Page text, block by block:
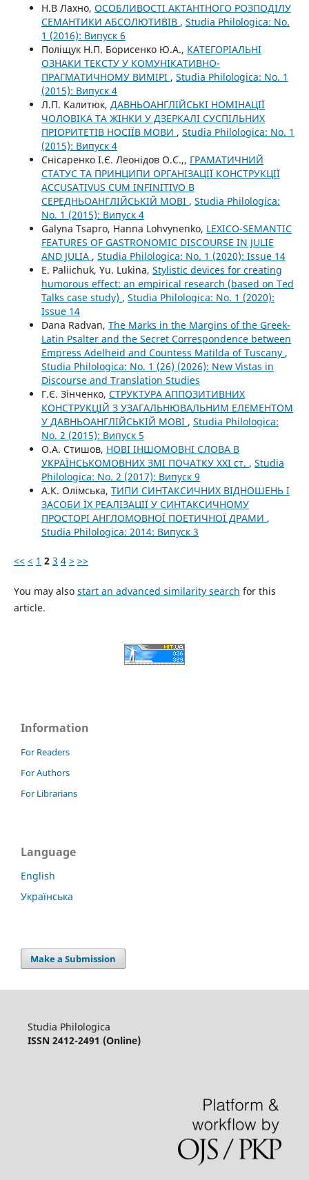
Н.В Лахно, ОСОБЛИВОСТІ АКТАНТНОГО РОЗПОДІЛУ
СЕМАНТИКИ АБСОЛЮТИВІВ , Studia Philologica: No.
1 (2016): Випуск 6
Поліщук Н.П. Борисенко Ю.А., КАТЕГОРІАЛЬНІ
ОЗНАКИ ТЕКСТУ У КОМУНІКАТИВНО-
ПРАГМАТИЧНОМУ ВИМІРІ , Studia Philologica: No. 1
(2015): Випуск 4
Л.П. Калитюк, ДАВНЬОАНГЛІЙСЬКІ НОМІНАЦІЇ
ЧОЛОВІКА ТА ЖІНКИ У ДЗЕРКАЛІ СУСПІЛЬНИХ
ПРІОРИТЕТІВ НОСІЇВ МОВИ , Studia Philologica: No. 1
(2015): Випуск 4
Снісаренко І.Є. Леонідов О.С.,, ГРАМАТИЧНИЙ
СТАТУС ТА ПРИНЦИПИ ОРГАНІЗАЦІЇ КОНСТРУКЦІЇ
ACCUSATIVUS CUM INFINITIVO В
СЕРЕДНЬОАНГЛІЙСЬКІЙ МОВІ , Studia Philologica:
No. 1 (2015): Випуск 4
Galyna Tsapro, Hanna Lohvynenko, LEXICO-SEMANTIC
FEATURES OF GASTRONOMIC DISCOURSE IN JULIE
AND JULIA , Studia Philologica: No. 1 (2020): Issue 14
E. Paliichuk, Yu. Lukina, Stylistic devices for creating
humorous effect: an empirical research (based on Ted
Talks case study) , Studia Philologica: No. 1 (2020):
Issue 14
Dana Radvan, The Marks in the Margins of the Greek-
Latin Psalter and the Secret Correspondence between
Empress Adelheid and Countess Matilda of Tuscany ,
Studia Philologica: No. 1 (26) (2026): New Vistas in
Discourse and Translation Studies
Г.Є. Зінченко, СТРУКТУРА АППОЗИТИВНИХ
КОНСТРУКЦІЙ З УЗАГАЛЬНЮВАЛЬНИМ ЕЛЕМЕНТОМ
У ДАВНЬОАНГЛІЙСЬКІЙ МОВІ , Studia Philologica:
No. 2 (2015): Випуск 5
О.А. Стишов, НОВІ ІНШОМОВНІ СЛОВА В
УКРАЇНСЬКОМОВНИХ ЗМІ ПОЧАТКУ ХХІ ст. , Studia
Philologica: No. 2 (2017): Випуск 9
А.К. Олімська, ТИПИ СИНТАКСИЧНИХ ВІДНОШЕНЬ І
ЗАСОБИ ЇХ РЕАЛІЗАЦІЇ У СИНТАКСИЧНОМУ
ПРОСТОРІ АНГЛОМОВНОЇ ПОЕТИЧНОЇ ДРАМИ ,
Studia Philologica: 2014: Випуск 3
<< < 1 2 3 4 > >>
You may also start an advanced similarity search for this
article.
Information
For Readers
For Authors
For Librarians
Language
English
Українська
Make a Submission
Studia Philologica
ISSN 2412-2491 (Online)